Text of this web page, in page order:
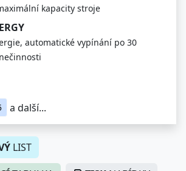
kapacity stroje
automatické vypínání po 30
a další...
LIST